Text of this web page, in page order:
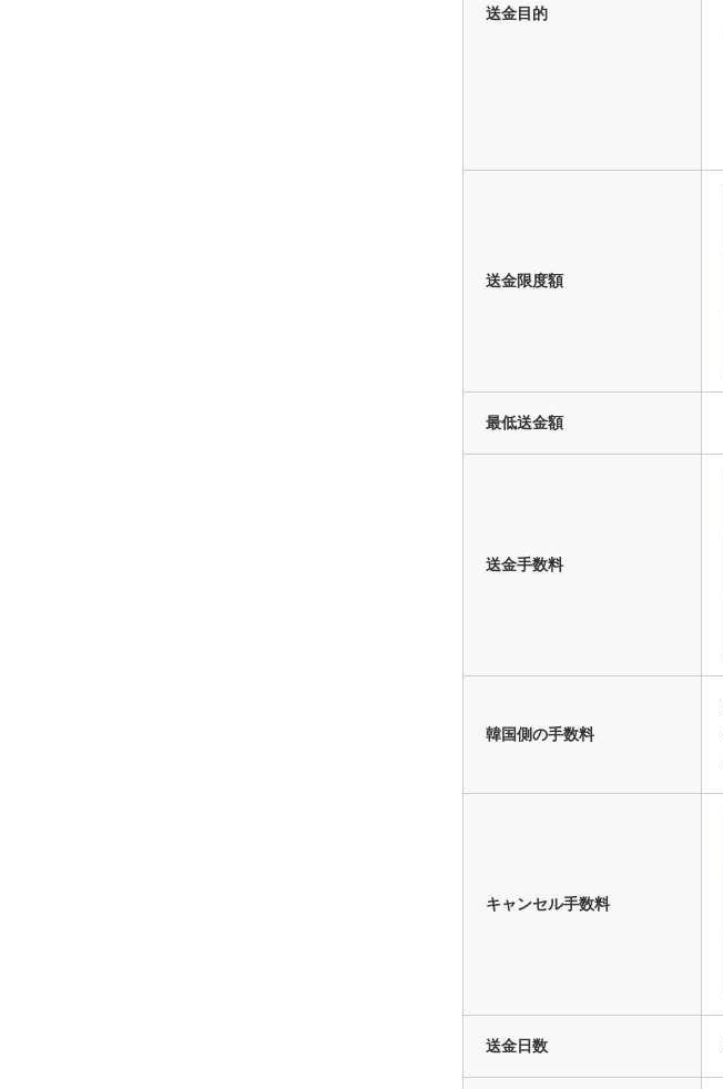
送金目的
送金限度額
最低送金額
送金手数料
韓国側の手数料
キャンセル手数料
送金日数